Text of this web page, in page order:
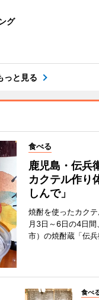
グ
っと見る
食べる
鹿児島・伝兵
カクテル作
しんで」
焼酎を使ったカク
月3日～6日の4日
市）の焼酎蔵「伝兵
食べ